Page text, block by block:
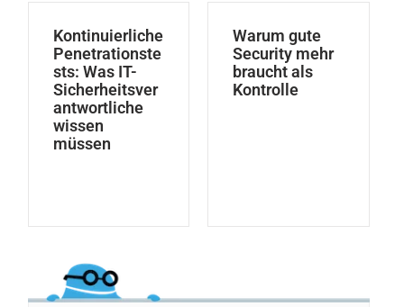
Kontinuierliche
Penetrationste
sts: Was IT-
Sicherheitsver
antwortliche
wissen
müssen
Warum gute
Security mehr
braucht als
Kontrolle